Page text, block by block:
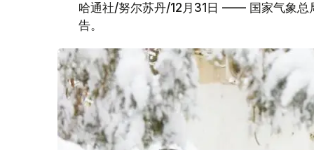
哈通社/努尔苏丹/12月31日 —— 国家气象总
告。